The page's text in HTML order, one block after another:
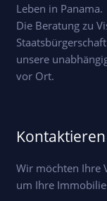
Leben in Panama.
Die Beratung zu
unsere
vor Ort.
Wir möchten Ihre
um Ihre